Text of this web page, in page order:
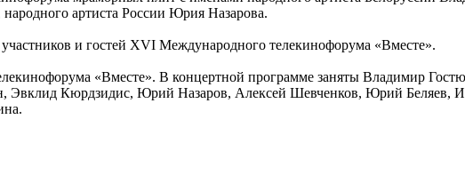
артиста России Юрия Назарова.
и гостей XVI Международного телекинофорума «Вместе».
«Вместе». В концертной программе заняты Владимир
Эвклид Кюрдзидис, Юрий Назаров, Алексей Шевченков, Юрий Беляев,